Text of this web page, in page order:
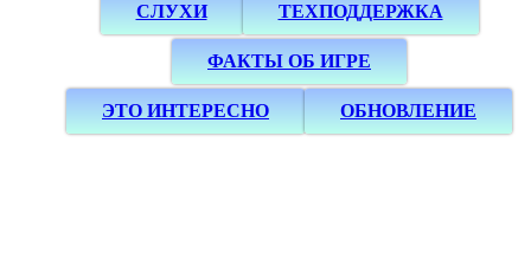
СЛУХИ ТЕХПОДДЕРЖКА
ФАКТЫ ОБ ИГРЕ
ЭТО ИНТЕРЕСНО ОБНОВЛЕНИЕ